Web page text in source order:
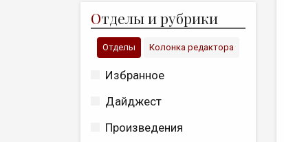
Отделы и рубрики
Отделы Колонка редактора
Избранное
Дайджест
Произведения